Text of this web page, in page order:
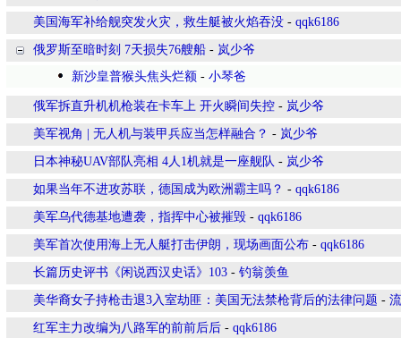
美国海军补给舰突发火灾，救生艇被火焰吞没 - qqk6186
俄罗斯至暗时刻 7天损失76艘船 - 岚少爷
新沙皇普猴头焦头烂额 - 小琴爸
俄军拆直升机机枪装在卡车上 开火瞬间失控 - 岚少爷
美军视角 | 无人机与装甲兵应当怎样融合？ - 岚少爷
日本神秘UAV部队亮相 4人1机就是一座舰队 - 岚少爷
如果当年不进攻苏联，德国成为欧洲霸主吗？ - qqk6186
美军乌代德基地遭袭，指挥中心被摧毁 - qqk6186
美军首次使用海上无人艇打击伊朗，现场画面公布 - qqk6186
长篇历史评书《闲说西汉史话》103 - 钓翁羡鱼
美华裔女子持枪击退3入室劫匪：美国无法禁枪背后的法律问题 -
红军主力改编为八路军的前前后后 - qqk6186